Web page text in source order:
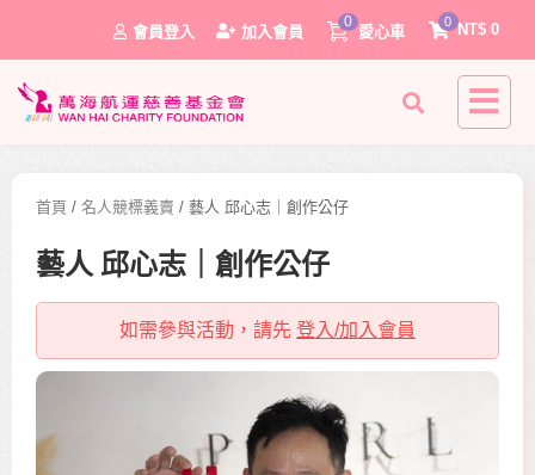
會員登入 加入會員
0
愛心車 NT$ 0
0
首頁 / 名人競標義賣 / 藝人 邱心志｜創作公仔
藝人 邱心志｜創作公仔
如需參與活動，請先 登入/加入會員